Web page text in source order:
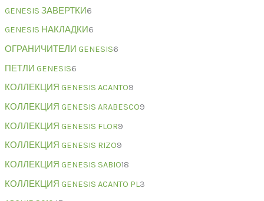
GENESIS ЗАВЕРТКИ6
GENESIS НАКЛАДКИ6
ОГРАНИЧИТЕЛИ GENESIS6
ПЕТЛИ GENESIS6
КОЛЛЕКЦИЯ GENESIS ACANTO9
КОЛЛЕКЦИЯ GENESIS ARABESCO9
КОЛЛЕКЦИЯ GENESIS FLOR9
КОЛЛЕКЦИЯ GENESIS RIZO9
КОЛЛЕКЦИЯ GENESIS SABIO18
КОЛЛЕКЦИЯ GENESIS ACANTO PL3